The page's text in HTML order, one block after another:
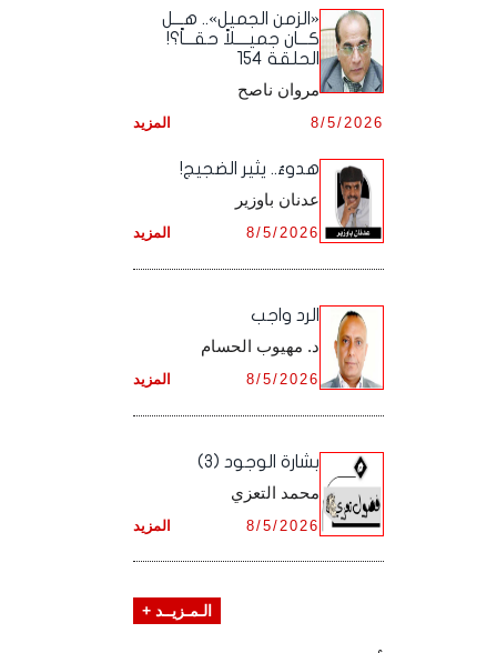
أرشيف شهر نـوفـمـبـر ,
أرشيف شهر ديـسـمـبـر ,
أرشيف شهر أكـتـوبـر ,
أرشيف شهر نـوفـمـبـر ,
أرشيف شهر ديـسـمـبـر ,
أرشيف شهر سـبـتـمـبـر ,
أرشيف شهر أكـتـوبـر ,
أرشيف شهر نـوفـمـبـر ,
أرشيف شهر ديـسـمـبـر ,
«الزمن الجميل».. هـــل
كـــان جميــــلاً حقـــاً؟!
الحلقة 154
مروان ناصح
المزيد 8/5/2026
هدوءٌ.. يثير الضجيج!
عدنان باوزير
المزيد 8/5/2026
الرد واجب
د. مهيوب الحسام
المزيد 8/5/2026
بشارة الوجود (3)
محمد التعزي
المزيد 8/5/2026
الـمـزيــد +